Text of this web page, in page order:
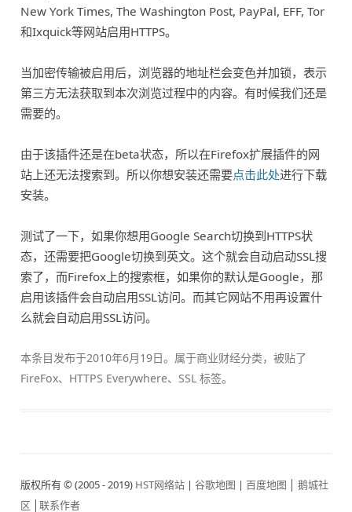
New York Times, The Washington Post, PayPal, EFF, Tor
和Ixquick等网站启用HTTPS。
当加密传输被启用后，浏览器的地址栏会变色并加锁，表示
第三方无法获取到本次浏览过程中的内容。有时候我们还是
需要的。
由于该插件还是在beta状态，所以在Firefox扩展插件的网
站上还无法搜索到。所以你想安装还需要点击此处进行下载
安装。
测试了一下，如果你想用Google Search切换到HTTPS状
态，还需要把Google切换到英文。这个就会自动启动SSL搜
索了，而Firefox上的搜索框，如果你的默认是Google，那
启用该插件会自动启用SSL访问。而其它网站不用再设置什
么就会自动启用SSL访问。
本条目发布于2010年6月19日。属于商业财经分类，被贴了
FireFox、 HTTPS Everywhere、 SSL 标签。
版权所有 © (2005 - 2019) HST网络站 |谷歌地图 |百度地图 │鹅城社
区 │联系作者